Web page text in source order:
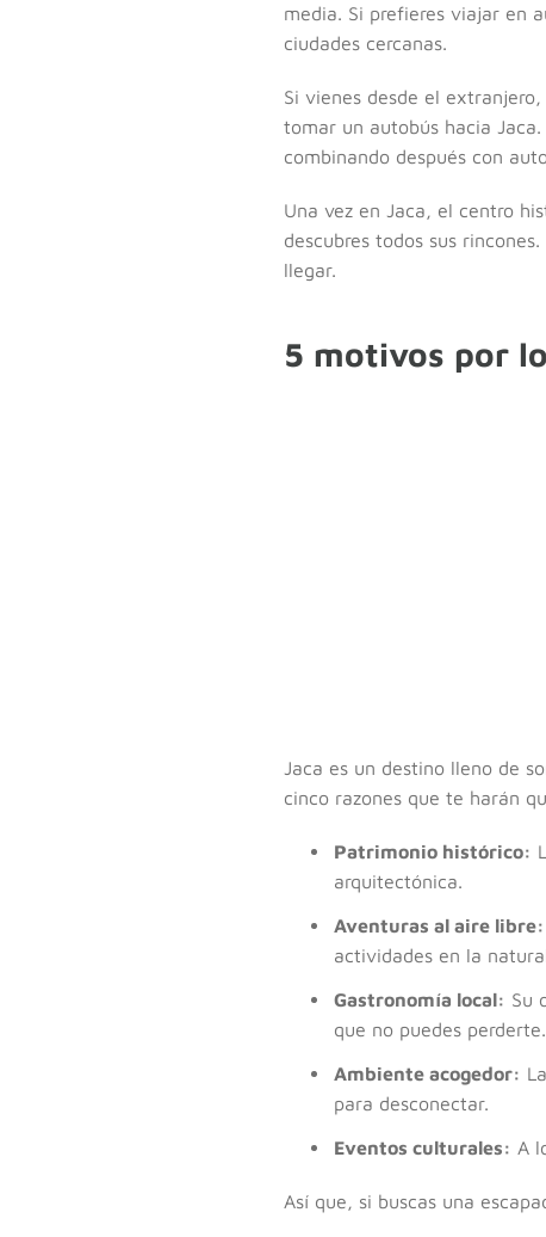
media. Si prefieres viajar en
ciudades cercanas.
Si vienes desde el
tomar un autobús hacia
combinando después con
Una vez en Jaca, el centro
descubres todos sus rincones.
llegar.
5 motivos por
Jaca es un destino lleno de
cinco razones que te harán
Patrimonio histórico:
arquitectónica.
Aventuras al aire libre:
actividades en la
Gastronomía local: Su
que no puedes perderte.
Ambiente acogedor:
para desconectar.
Eventos culturales: A
Así que, si buscas una